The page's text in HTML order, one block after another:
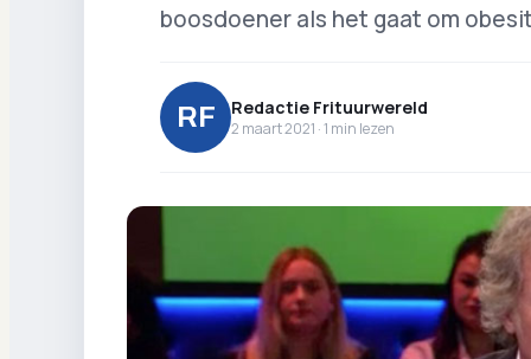
boosdoener als het gaat om
RF Redactie Frituurwereld
2 maart 2021 ·1 min lezen